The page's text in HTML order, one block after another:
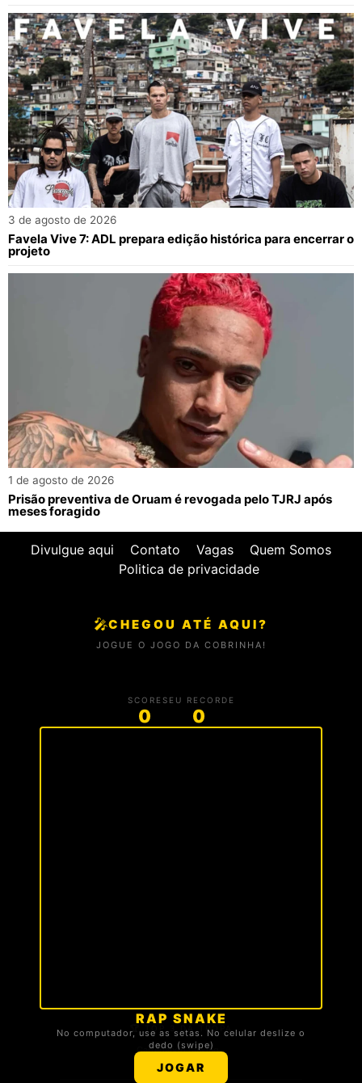
3 de agosto de 2026
Favela Vive 7: ADL prepara edição histórica para encerrar o
projeto
1 de agosto de 2026
Prisão preventiva de Oruam é revogada pelo TJRJ após
meses foragido
Divulgue aqui Contato Vagas
Quem Somos
Politica de privacidade
🎤CHEGOU ATÉ AQUI?
JOGUE O JOGO DA COBRINHA!
SCORE
0
SEU RECORDE
0
RAP SNAKE
No computador, use as setas. No celular deslize o
dedo (swipe)
JOGAR
🏆 TOP 3 DA TROPA
Carregando ranking...